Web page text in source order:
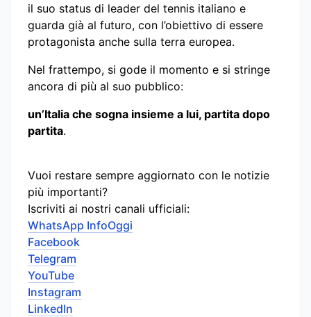
il suo status di leader del tennis italiano e
guarda già al futuro, con l’obiettivo di essere
protagonista anche sulla terra europea.
Nel frattempo, si gode il momento e si stringe
ancora di più al suo pubblico:
un’Italia che sogna insieme a lui, partita dopo
partita.
Vuoi restare sempre aggiornato con le notizie
più importanti?
Iscriviti ai nostri canali ufficiali:
WhatsApp InfoOggi
Facebook
Telegram
YouTube
Instagram
LinkedIn